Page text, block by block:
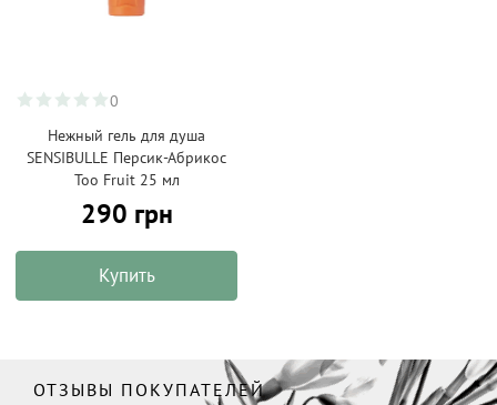
0
Нежный гель для душа
SENSIBULLE Персик-Абрикос
Too Fruit 25 мл
290 грн
Купить
ОТЗЫВЫ ПОКУПАТЕЛЕЙ